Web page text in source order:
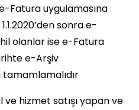
Fatura uygulamasına
1.1.2020’den sonra e-
olanlar ise e-Fatura
e-Arşiv
hizmet satışı yapan ve